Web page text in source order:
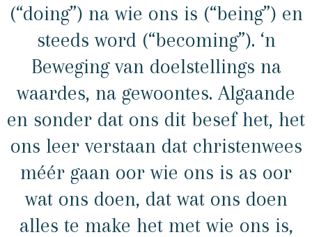
(“doing”) na wie ons is (“being”) en
steeds word (“becoming”). ‘n
Beweging van doelstellings na
waardes, na gewoontes. Algaande
en sonder dat ons dit besef het, het
ons leer verstaan dat christenwees
méér gaan oor wie ons is as oor
wat ons doen, dat wat ons doen
alles te make het met wie ons is,